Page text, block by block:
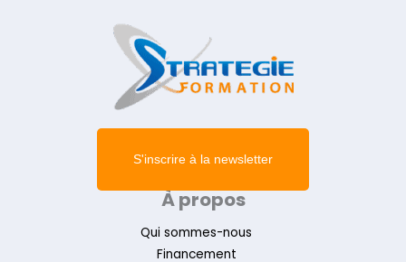
S'inscrire à la newsletter
À propos
Qui sommes-nous
Financement